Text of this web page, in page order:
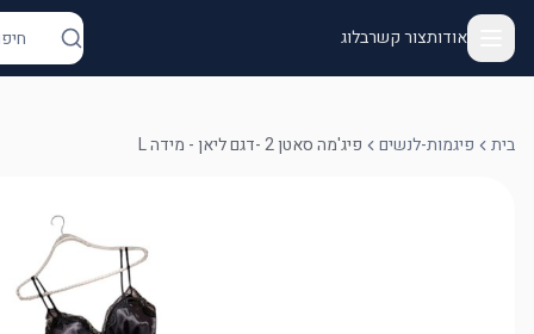
אודותצור קשרבלוג
בית פיגמות-לנשים פיג'מה סאטן 2 -דגם ליאן - מידה L